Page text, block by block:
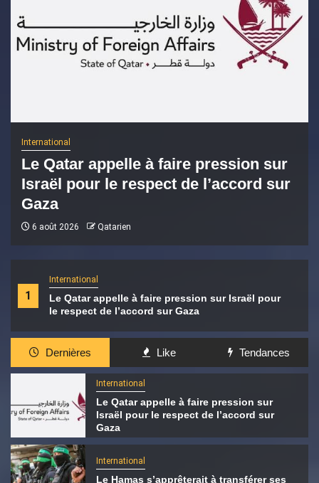
1
International
Le Qatar appelle à faire pression sur Israël pour
le respect de l’accord sur Gaza
International
Le Qatar appelle à faire pression sur
Israël pour le respect de l’accord sur
Gaza
6 août 2026 Qatarien
Dernières Like Tendances
International
Le Qatar appelle à faire pression sur
Israël pour le respect de l’accord sur
Gaza
International
Le Hamas s’apprêterait à transférer ses